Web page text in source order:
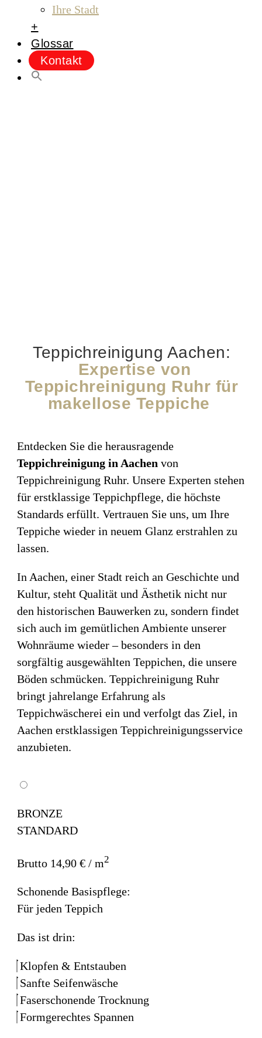
Ihre Stadt
+
Glossar
Kontakt
Teppichreinigung Aachen:
Expertise von
Teppichreinigung Ruhr für
makellose Teppiche
Entdecken Sie die herausragende
Teppichreinigung in Aachen von
Teppichreinigung Ruhr. Unsere Experten stehen
für erstklassige Teppichpflege, die höchste
Standards erfüllt. Vertrauen Sie uns, um Ihre
Teppiche wieder in neuem Glanz erstrahlen zu
lassen.
In Aachen, einer Stadt reich an Geschichte und
Kultur, steht Qualität und Ästhetik nicht nur
den historischen Bauwerken zu, sondern findet
sich auch im gemütlichen Ambiente unserer
Wohnräume wieder – besonders in den
sorgfältig ausgewählten Teppichen, die unsere
Böden schmücken. Teppichreinigung Ruhr
bringt jahrelange Erfahrung als
Teppichwäscherei ein und verfolgt das Ziel, in
Aachen erstklassigen Teppichreinigungsservice
anzubieten.
BRONZE
STANDARD
Brutto 14,90 € / m2
Schonende Basispflege:
Für jeden Teppich
Das ist drin:
Klopfen & Entstauben
Sanfte Seifenwäsche
Faserschonende Trocknung
Formgerechtes Spannen